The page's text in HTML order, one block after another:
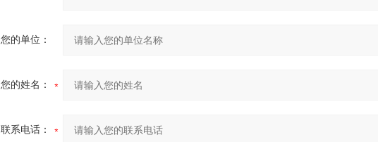
您的单位：
您的姓名：
联系电话：